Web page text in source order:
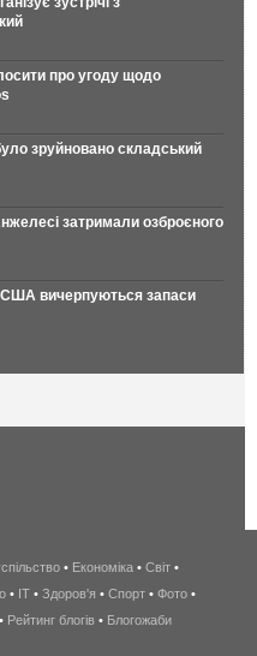
про угоду щодо
зруйновано складський
затримали озброєного
США вичерпуються запаси
беспроводной
интернет
киев
• Економіка • Світ •
• IT • Здоров'я • Спорт • Фото •
• Рейтинг блогів • Блогожаби